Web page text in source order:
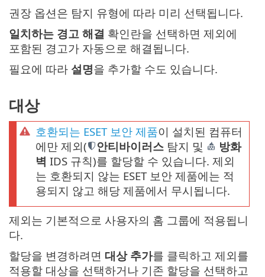
권장 옵션은 탐지 유형에 따라 미리 선택됩니다.
일치하는 경고 해결 확인란을 선택하면 제외에
포함된 경고가 자동으로 해결됩니다.
필요에 따라 설명을 추가할 수도 있습니다.
대상
호환되는 ESET 보안 제품이 설치된 컴퓨터
에만 제외(
안티바이러스 탐지 및
방화
벽 IDS 규칙)를 할당할 수 있습니다. 제외
는 호환되지 않는 ESET 보안 제품에는 적
용되지 않고 해당 제품에서 무시됩니다.
제외는 기본적으로 사용자의 홈 그룹에 적용됩니
다.
할당을 변경하려면 대상 추가를 클릭하고 제외를
적용할 대상을 선택하거나 기존 할당을 선택하고